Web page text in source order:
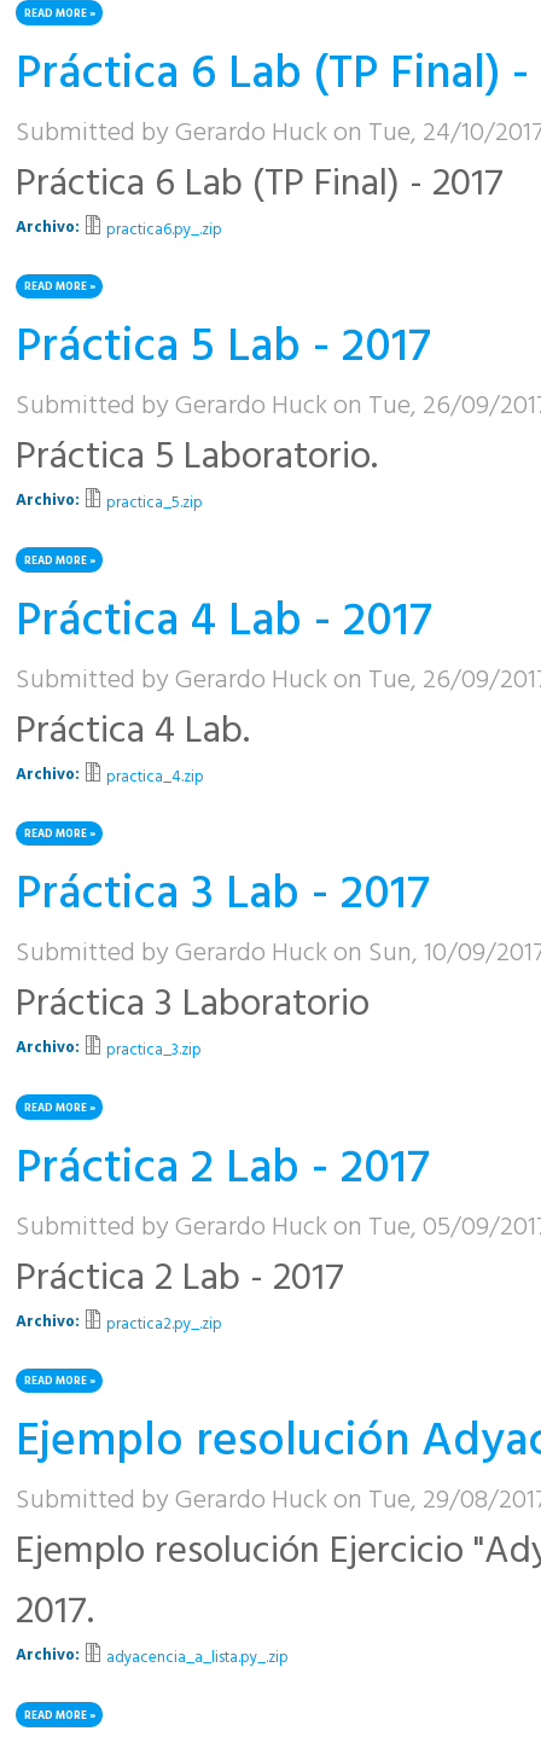
READ MOREABOUT INSTRUCCIONES VIRTUALENV TP FINAL
Práctica 6 Lab (TP Final) -
Submitted byGerardo Huckon Tue, 24/10/
Práctica 6 Lab (TP Final) - 2017
Archivo: practica6.py_.zip
READ MOREABOUT PRÁCTICA 6 LAB (TP FINAL) - 2017
Práctica 5 Lab - 2017
Submitted byGerardo Huckon Tue, 26/09/
Práctica 5 Laboratorio.
Archivo: practica_5.zip
READ MOREABOUT PRÁCTICA 5 LAB - 2017
Práctica 4 Lab - 2017
Submitted byGerardo Huckon Tue, 26/09/
Práctica 4 Lab.
Archivo: practica_4.zip
READ MOREABOUT PRÁCTICA 4 LAB - 2017
Práctica 3 Lab - 2017
Submitted byGerardo Huckon Sun, 10/09/
Práctica 3 Laboratorio
Archivo: practica_3.zip
READ MOREABOUT PRÁCTICA 3 LAB - 2017
Práctica 2 Lab - 2017
Submitted byGerardo Huckon Tue, 05/09/
Práctica 2 Lab - 2017
Archivo: practica2.py_.zip
READ MOREABOUT PRÁCTICA 2 LAB - 2017
Ejemplo resolución
Submitted byGerardo Huckon Tue, 29/08/
Ejemplo resolución Ejercicio
2017.
Archivo: adyacencia_a_lista.py_.zip
READ MOREABOUT EJEMPLO RESOLUCIÓN ADYACENCIA A LISTA